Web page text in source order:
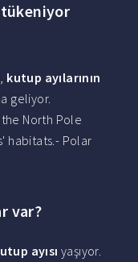
tükeniyor
kutup ayılarının
geliyor.
North Pole
habitats.- Polar
var?
ayısı yaşıyor.